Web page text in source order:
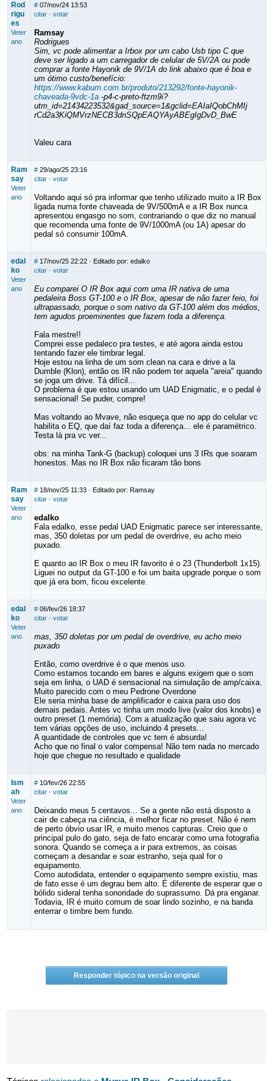
Rod
rigu
es
Veter
ano
# 07/nov/24 13:53
citar· votar
Ramsay
Rodrigues
Sim, vc pode alimentar a Irbox por um cabo Usb tipo C que
deve ser ligado a um carregador de celular de 5V/2A ou pode
comprar a fonte Hayonik de 9V/1A do link abaixo que é boa e
um ótimo custo/benefício:
https://www.kabum.com.br/produto/213292/fonte-hayonik-
chaveada-9vdc-1a -p4-c-preto-ftzm9i?
utm_id=21434223532&gad_source=1&gclid=EAIaIQobChMIj
rCd2a3KiQMVrzNECB3dnSQpEAQYAyABEgIgDvD_BwE
Valeu cara
Ram
say
Veter
ano
# 29/ago/25 23:16
citar· votar
Voltando aqui só pra informar que tenho utilizado muito a IR Box
ligada numa fonte chaveada de 9V/500mA e a IR Box nunca
apresentou engasgo no som, contrariando o que diz no manual
que recomenda uma fonte de 9V/1000mA (ou 1A) apesar do
pedal só consumir 100mA.
edal
ko
Veter
ano
# 17/nov/25 22:22· Editado por: edalko
citar· votar
Eu comparei O IR Box aqui com uma IR nativa de uma
pedaleira Boss GT-100 e o IR Box, apesar de não fazer feio, foi
ultrapassado, porque o som nativo da GT-100 além dos médios,
tem agudos proeminentes que fazem toda a diferença.
Fala mestre!!
Comprei esse pedaleco pra testes, e até agora ainda estou
tentando fazer ele timbrar legal.
Hoje estou na linha de um som clean na cara e drive a la
Dumble (Klon), então os IR não podem ter aquela "areia" quando
se joga um drive. Tá difícil...
O problema é que estou usando um UAD Enigmatic, e o pedal é
sensacional! Se puder, compre!
Mas voltando ao Mvave, não esqueça que no app do celular vc
habilita o EQ, que daí faz toda a diferença... ele é paramétrico.
Testa lá pra vc ver...
obs: na minha Tank-G (backup) coloquei uns 3 IRs que soaram
honestos. Mas no IR Box não ficaram tão bons
Ram
say
Veter
ano
# 18/nov/25 11:33· Editado por: Ramsay
citar· votar
edalko
Fala edalko, esse pedal UAD Enigmatic parece ser interessante,
mas, 350 doletas por um pedal de overdrive, eu acho meio
puxado.
E quanto ao IR Box o meu IR favorito é o 23 (Thunderbolt 1x15).
Liguei no output da GT-100 e foi um baita upgrade porque o som
que já era bom, ficou excelente.
edal
ko
Veter
ano
# 06/fev/26 18:37
citar· votar
mas, 350 doletas por um pedal de overdrive, eu acho meio
puxado
Então, como overdrive é o que menos uso.
Como estamos tocando em bares e alguns exigem que o som
seja em linha, o UAD é sensacional na simulação de amp/caixa.
Muito parecido com o meu Pedrone Overdone
Ele seria minha base de amplificador e caixa para uso dos
demais pedais. Antes vc tinha um modo live (valor dos knobs) e
outro preset (1 memória). Com a atualização que saiu agora vc
tem várias opções de uso, incluindo 4 presets...
A quantidade de controles que vc tem é absurda!
Acho que no final o valor compensa! Não tem nada no mercado
hoje que chegue no resultado e qualidade
Ism
ah
Veter
ano
# 10/fev/26 22:55
citar· votar
Deixando meus 5 centavos... Se a gente não está disposto a
cair de cabeça na ciência, é melhor ficar no preset. Não é nem
de perto óbvio usar IR, e muito menos capturas. Creio que o
principal pulo do gato, seja de fato encarar como uma fotografia
sonora. Quando se começa a ir para extremos, as coisas
começam a desandar e soar estranho, seja qual for o
equipamento.
Como autodidata, entender o equipamento sempre existiu, mas
de fato esse é um degrau bem alto. É diferente de esperar que o
bólido sideral tenha sonoridade do suprassumo. Dá pra enganar.
Todavia, IR é muito comum de soar lindo sozinho, e na banda
enterrar o timbre bem fundo.
Responder tópico na versão original